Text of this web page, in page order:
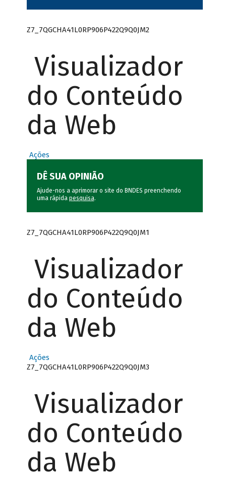
Z7_7QGCHA41L0RP906P422Q9Q0JM2
Visualizador
do Conteúdo
da Web
Ações
DÊ SUA OPINIÃO
Ajude-nos a aprimorar o site do BNDES preenchendo
uma rápida pesquisa.
Z7_7QGCHA41L0RP906P422Q9Q0JM1
Visualizador
do Conteúdo
da Web
Ações
Z7_7QGCHA41L0RP906P422Q9Q0JM3
Visualizador
do Conteúdo
da Web